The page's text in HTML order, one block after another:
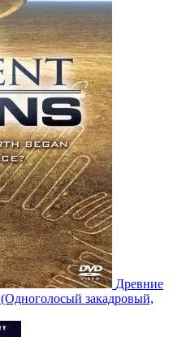
Древние
(Одноголосый закадровый,